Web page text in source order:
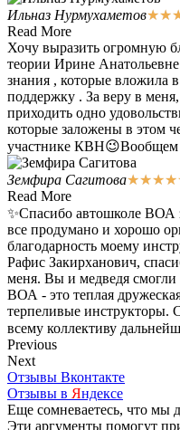
Ильназ Нурмухаметов★★
Read More
Хочу выразить огромную
теории Ирине
знания , которые вложила
поддержку . За веру в
приходить одно
которые заложены в этом
участнике КВН😉Вообщем
Земфира Сагитова★★★★
Read More
✨Спасибо автошколе ВОА
все продумано и хорошо
благодарность моему
Рафис Закирханович,
меня. Вы и медведя смогли
ВОА - это теплая
терпеливые
всему коллективу
Previous
Next
Отзывы Вконтакте
Отзывы в Яндексе
Еще сомневаетесь, что мы
Эти аргументы помогут